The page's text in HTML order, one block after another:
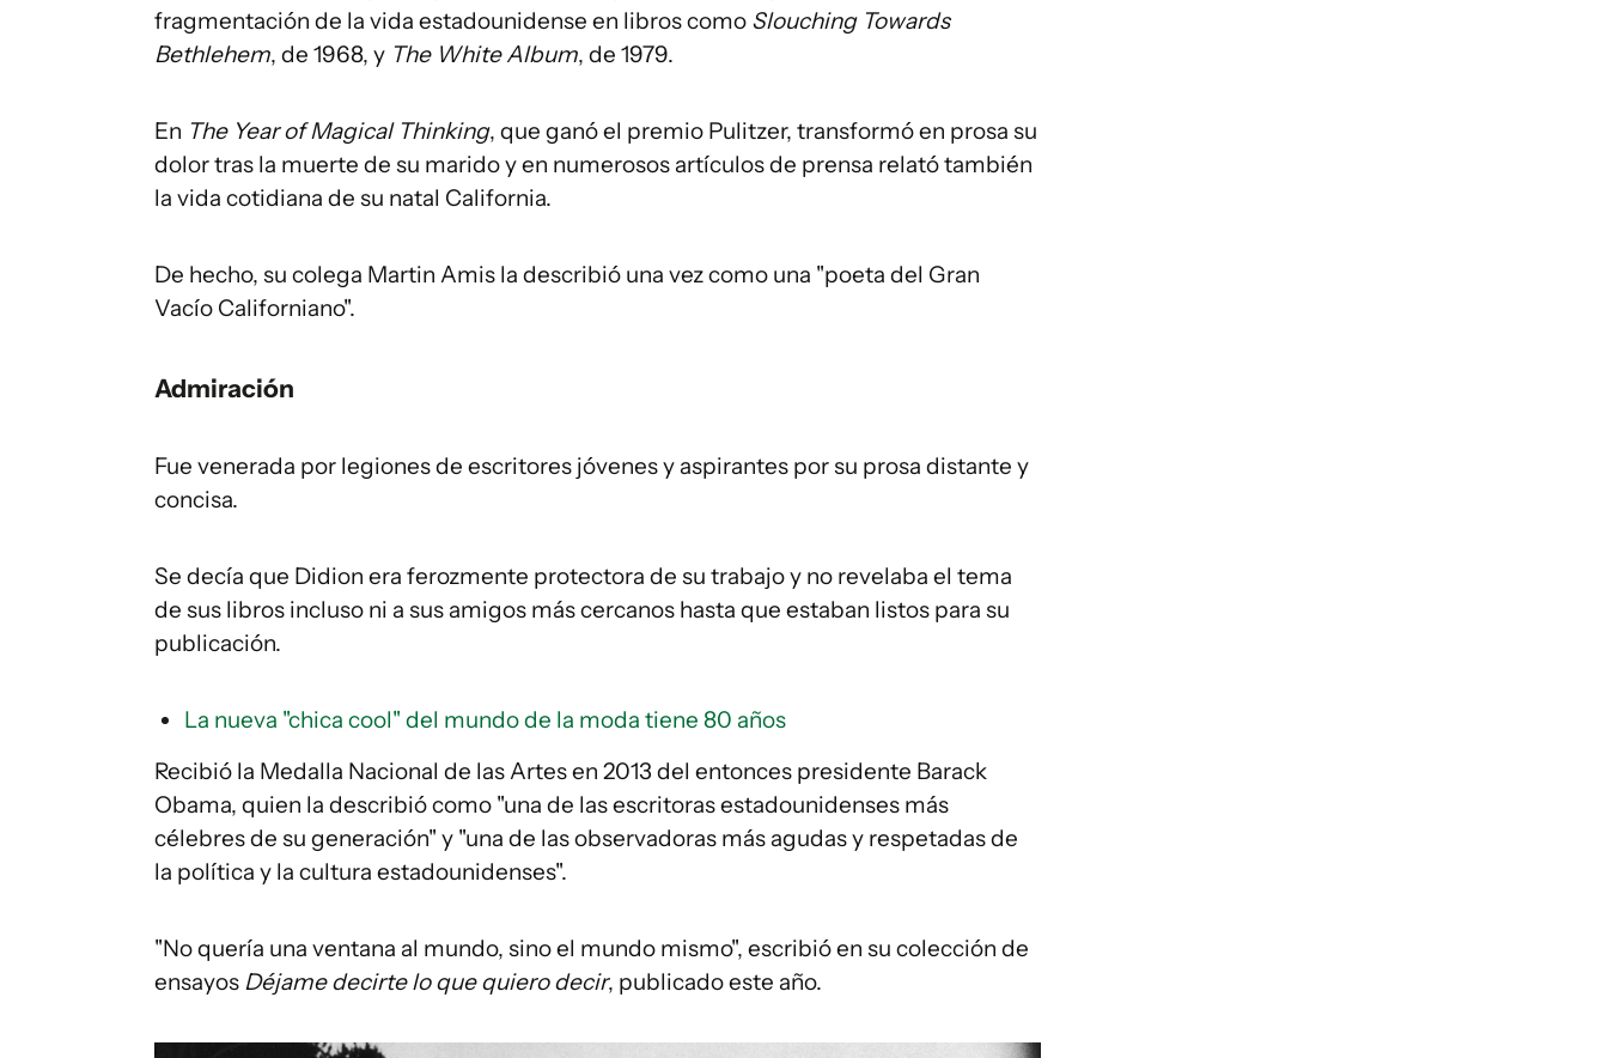
fragmentación de la vida estadounidense en libros como Slouching Towards
Bethlehem, de 1968, y The White Album, de 1979.
En The Year of Magical Thinking, que ganó el premio Pulitzer, transformó en prosa su
dolor tras la muerte de su marido y en numerosos artículos de prensa relató también
la vida cotidiana de su natal California.
De hecho, su colega Martin Amis la describió una vez como una "poeta del Gran
Vacío Californiano".
Admiración
Fue venerada por legiones de escritores jóvenes y aspirantes por su prosa distante y
concisa.
Se decía que Didion era ferozmente protectora de su trabajo y no revelaba el tema
de sus libros incluso ni a sus amigos más cercanos hasta que estaban listos para su
publicación.
La nueva "chica cool" del mundo de la moda tiene 80 años
Recibió la Medalla Nacional de las Artes en 2013 del entonces presidente Barack
Obama, quien la describió como "una de las escritoras estadounidenses más
célebres de su generación" y "una de las observadoras más agudas y respetadas de
la política y la cultura estadounidenses".
"No quería una ventana al mundo, sino el mundo mismo", escribió en su colección de
ensayos Déjame decirte lo que quiero decir, publicado este año.